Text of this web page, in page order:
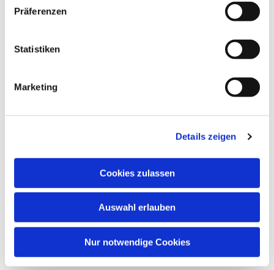
Präferenzen
Statistiken
Marketing
Details zeigen
Cookies zulassen
Auswahl erlauben
Nur notwendige Cookies